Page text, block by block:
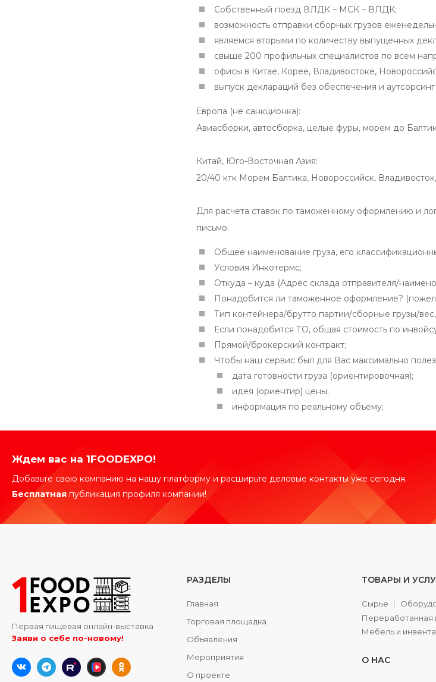
Собственный поезд ВЛДК – МСК – ВЛДК;
возможность отправки сборных грузов
являемся вторыми по количеству выпущенных
свыше 200 профильных специалистов по всем
офисы в Китае, Корее, Владивостоке,
выпуск деклараций без обеспечения и
Европа (не санкционка):
Авиасборки, автосборка, целые фуры, морем до
Китай, Юго-Восточная Азия:
20/40 ктк Морем Балтика, Новороссийск,
Для расчета ставок по таможенному оформлению и
письмо.
Общее наименование груза, его
Условия Инкотермс;
Откуда – куда (Адрес склада отправителя/
Понадобится ли таможенное оформление?
Тип контейнера/брутто партии/сборные грузы/
Если понадобится ТО, общая стоимость по
Прямой/брокерский контракт;
Чтобы наш сервис был для Вас максимально
дата готовности груза (ориентировочная);
идея (ориентир) цены;
информация по реальному объему;
Ждем вас на 1FOODEXPO!
Добавьте свою компанию на нашу платформу и расширьте деловые контакты уже сегодня.
Бесплатная публикация профиля компании!
Первая пищевая онлайн-выставка
Заяви о себе по-новому!
РАЗДЕЛЫ
Главная
Торговая площадка
Объявления
Мероприятия
О проекте
ТОВАРЫ И
Сырье
Переработанная
Мебель и
О НАС